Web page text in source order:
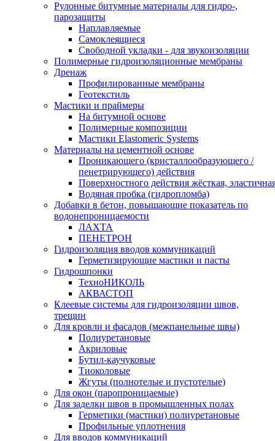
Рулонные битумные материалы для гидро-,
парозащиты
Наплавляемые
Самоклеящиеся
Свободной укладки - для звукоизоляции
Полимерные гидроизоляционные мембраны
Дренаж
Профилированные мембраны
Геотекстиль
Мастики и праймеры
На битумной основе
Полимерные композиции
Мастики Elastomeric Systems
Материалы на цементной основе
Проникающего (кристаллообразующего /
пенетрирующего) действия
Поверхностного действия жёсткая,
Водяная пробка (гидропломба)
Добавки в бетон, повышающие показатель по
водонепроницаемости
ЛАХТА
ПЕНЕТРОН
Гидроизоляция вводов коммуникаций
Герметизирующие мастики и пасты
Гидрошпонки
ТехноНИКОЛЬ
АКВАСТОП
Клеевые системы для гидроизоляции швов,
трещин
Для кровли и фасадов (межпанельные швы)
Полиуретановые
Акриловые
Бутил-каучуковые
Тиоколовые
Жгуты (полнотелые и пустотелые)
Для окон (паропроницаемые)
Для заделки швов в промышленных полах
Герметики (мастики) полиуретановые
Профильные уплотнения
Для вводов коммуникаций